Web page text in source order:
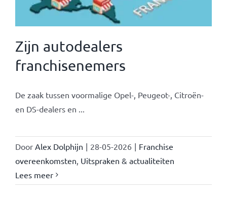
Zijn autodealers
franchisenemers
De zaak tussen voormalige Opel-, Peugeot-, Citroën-
en DS-dealers en ...
Door Alex Dolphijn | 28-05-2026 | Franchise
overeenkomsten Uitspraken & actualiteiten
Lees meer